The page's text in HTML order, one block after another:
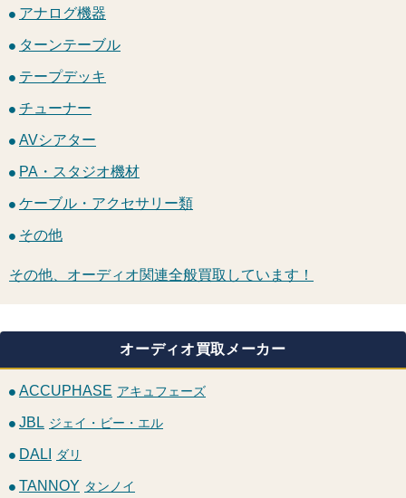
アナログ機器
ターンテーブル
テープデッキ
チューナー
AVシアター
PA・スタジオ機材
ケーブル・アクセサリー類
その他
その他、オーディオ関連全般買取しています！
オーディオ買取メーカー
ACCUPHASE アキュフェーズ
JBL ジェイ・ビー・エル
DALI ダリ
TANNOY タンノイ